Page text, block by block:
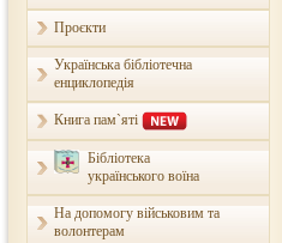
Проєкти
Українська бібліотечна
енциклопедія
Книга пам`яті
Бібліотека
українського воїна
На допомогу військовим та
волонтерам